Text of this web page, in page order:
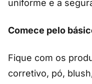
uniforme e a
Comece pelo
Fique com os
corretivo, pó,